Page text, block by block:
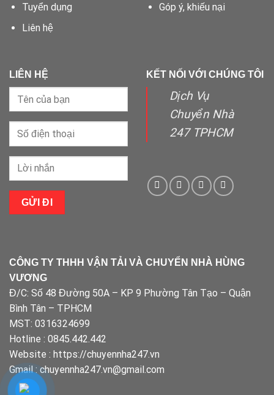
Tuyển dụng
Liên hệ
Góp ý, khiếu nại
LIÊN HỆ KẾT NỐI VỚI CHÚNG TÔI
Dịch Vụ
Chuyển Nhà
247 TPHCM
CÔNG TY THHH VẬN TẢI VÀ CHUYỂN NHÀ HÙNG
VƯƠNG
Đ/C: Số 48 Đường 50A – KP 9 Phường Tân Tạo – Quận
Bình Tân – TPHCM
MST: 0316324699
Hotline : 0845.442.442
Website : https://chuyennha247.vn
Gmail : chuyennha247.vn@gmail.com